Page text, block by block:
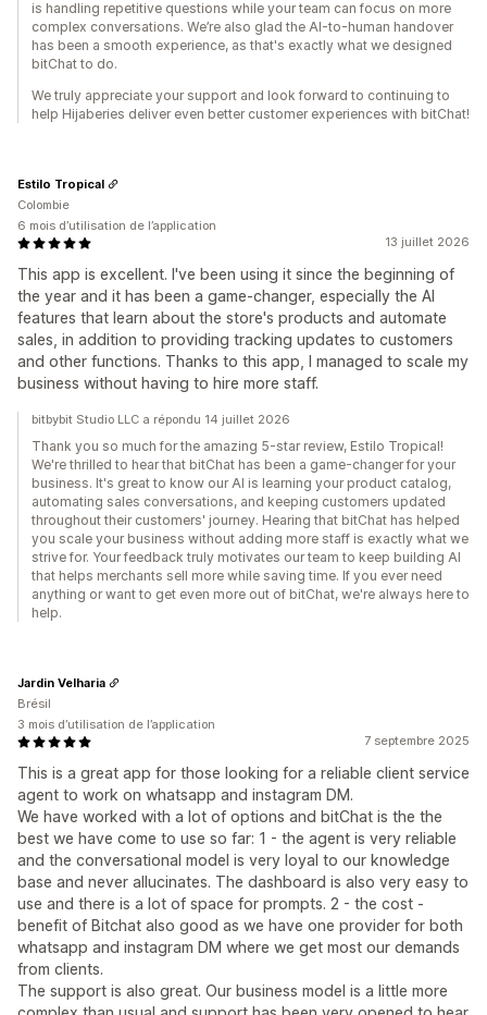
is handling repetitive questions while your team can focus on more
complex conversations. We’re also glad the AI-to-human handover
has been a smooth experience, as that's exactly what we designed
bitChat to do.
We truly appreciate your support and look forward to continuing to
help Hijaberies deliver even better customer experiences with bitChat!
13 juillet 2026
This app is excellent. I've been using it since the beginning of
the year and it has been a game-changer, especially the AI
features that learn about the store's products and automate
sales, in addition to providing tracking updates to customers
and other functions. Thanks to this app, I managed to scale my
business without having to hire more staff.
Estilo Tropical
Colombie
6 mois d’utilisation de l’application
bitbybit Studio LLC a répondu 14 juillet 2026
Thank you so much for the amazing 5-star review, Estilo Tropical!
We're thrilled to hear that bitChat has been a game-changer for your
business. It's great to know our AI is learning your product catalog,
automating sales conversations, and keeping customers updated
throughout their customers' journey. Hearing that bitChat has helped
you scale your business without adding more staff is exactly what we
strive for. Your feedback truly motivates our team to keep building AI
that helps merchants sell more while saving time. If you ever need
anything or want to get even more out of bitChat, we're always here to
help.
7 septembre 2025
This is a great app for those looking for a reliable client service
agent to work on whatsapp and instagram DM.
We have worked with a lot of options and bitChat is the the
best we have come to use so far: 1 - the agent is very reliable
and the conversational model is very loyal to our knowledge
base and never allucinates. The dashboard is also very easy to
use and there is a lot of space for prompts. 2 - the cost -
benefit of Bitchat also good as we have one provider for both
whatsapp and instagram DM where we get most our demands
from clients.
The support is also great. Our business model is a little more
Jardin Velharia
Brésil
3 mois d’utilisation de l’application